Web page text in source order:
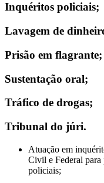
Inquéritos policiais;
Lavagem de
Prisão em flagrante;
Sustentação oral;
Tráfico de drogas;
Tribunal do júri.
Atuação em
Civil e Federal para
policiais;